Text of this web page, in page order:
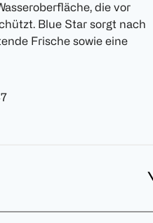
die vor
Blue Star sorgt nach
Frische sowie eine